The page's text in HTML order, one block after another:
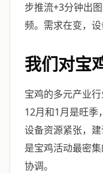
步推流+3分钟出
频。需求在变，设
我们对宝
宝鸡的多元产业
12月和1月是旺季
设备资源紧张，
是宝鸡活动最密
协调。